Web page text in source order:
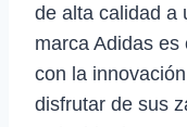
de alta calidad a
marca Adidas
con la
disfrutar de sus